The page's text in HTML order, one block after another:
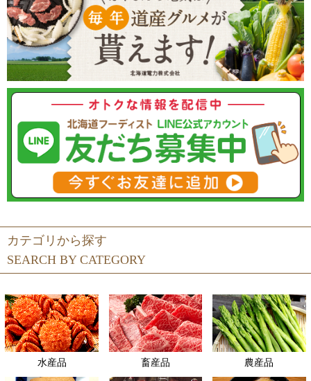
SEARCH BY CATEGORY
カテゴリから探す
水産品 畜産品 農産品